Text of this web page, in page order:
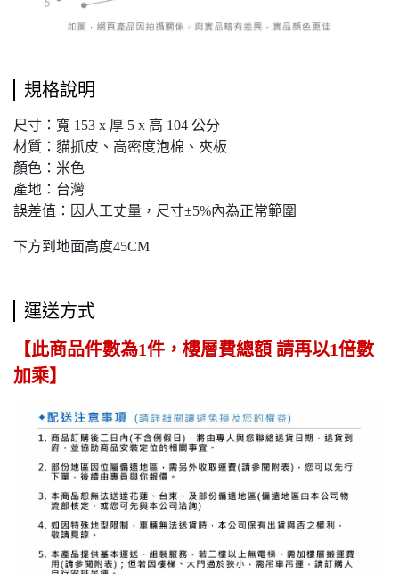
規格說明
尺寸：寬 153 x 厚 5 x 高 104 公分
材質：貓抓皮、高密度泡棉、夾板
顏色：米色
產地：台灣
誤差值：因人工丈量，尺寸±5%內為正常範圍
下方到地面高度45CM
運送方式
【此商品件數為1件，樓層費總額 請再以1倍數
加乘】